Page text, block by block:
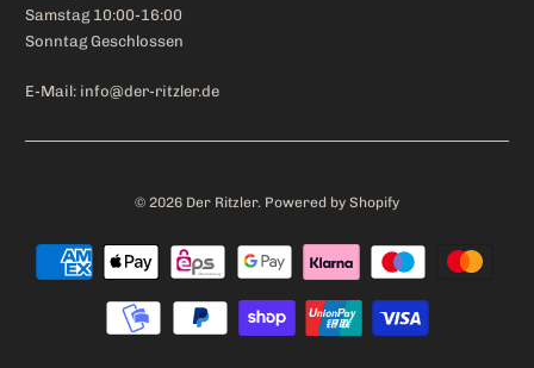
Samstag 10:00-16:00
Sonntag Geschlossen
E-Mail: info@der-ritzler.de
© 2026 Der Ritzler. Powered by Shopify